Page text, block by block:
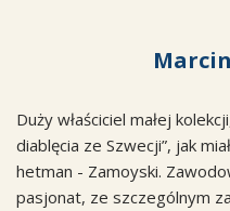
Duży właściciel małej
diablęcia ze Szwecji”, jak
hetman - Zamoyski.
pasjonat, ze szczególnym